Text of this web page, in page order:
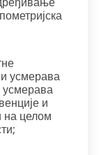
усмерава
усмерава
и
на целом